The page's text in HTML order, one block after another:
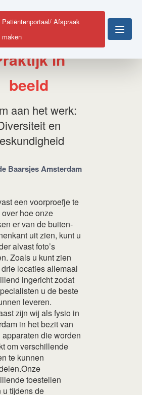
Patiëntenportaal/ Afspraak
maken
ons
in
beeld
aan het werk:
en
Baarsjes Amsterdam
een voorproefje te
hoe onze
er van de buiten-
uit zien, kunt u
alvast foto’s
Zoals u kunt zien
locaties allemaal
ingericht zodat
u de beste
leveren.
zijn wij als fysio in
in het bezit van
die worden
om verschillende
te kunnen
toestellen
u tijdens de